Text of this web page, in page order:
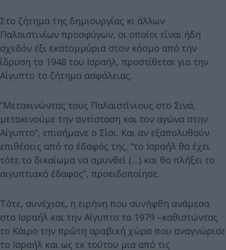
Στο ζήτημα της δημιουργίας κι άλλων
Παλαιστινίων προσφύγων, οι οποίοι είναι ήδη
σχεδόν έξι εκατομμύρια στον κόσμο από την
ίδρυση το 1948 του Ισραήλ, προστίθεται για την
Αίγυπτο το ζήτημα ασφάλειας.
“Μετακινώντας τους Παλαιστίνιους στο Σινά,
μετακινούμε την αντίσταση και τον αγώνα στην
Αίγυπτο”, επισήμανε ο Σίσι. Και αν εξαπολυθούν
επιθέσεις από το έδαφός της, “το Ισραήλ θα έχει
τότε το δικαίωμα να αμυνθεί (…) και θα πλήξει το
αιγυπτιακό έδαφος”, προειδοποίησε.
Τότε, συνέχισε, η ειρήνη που συνήφθη ανάμεσα
στο Ισραήλ και την Αίγυπτο το 1979 –καθιστώντας
το Κάιρο την πρώτη αραβική χώρα που αναγνώρισε
το Ισραήλ και ως εκ τούτου μια από τις